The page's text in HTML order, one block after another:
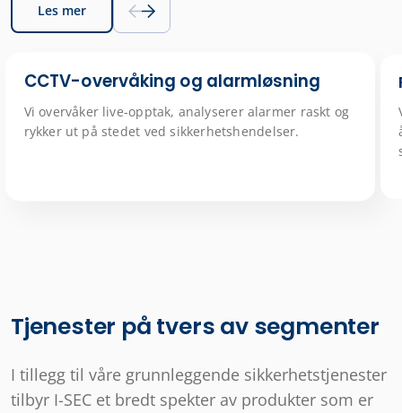
Les mer
CCTV-overvåking og alarmløsning
Vi overvåker live-opptak, analyserer alarmer raskt og
rykker ut på stedet ved sikkerhetshendelser.
Tjenester på tvers av segmenter
I tillegg til våre grunnleggende sikkerhetstjenester
tilbyr I-SEC et bredt spekter av produkter som er